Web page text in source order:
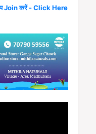
Join करें - Click Here